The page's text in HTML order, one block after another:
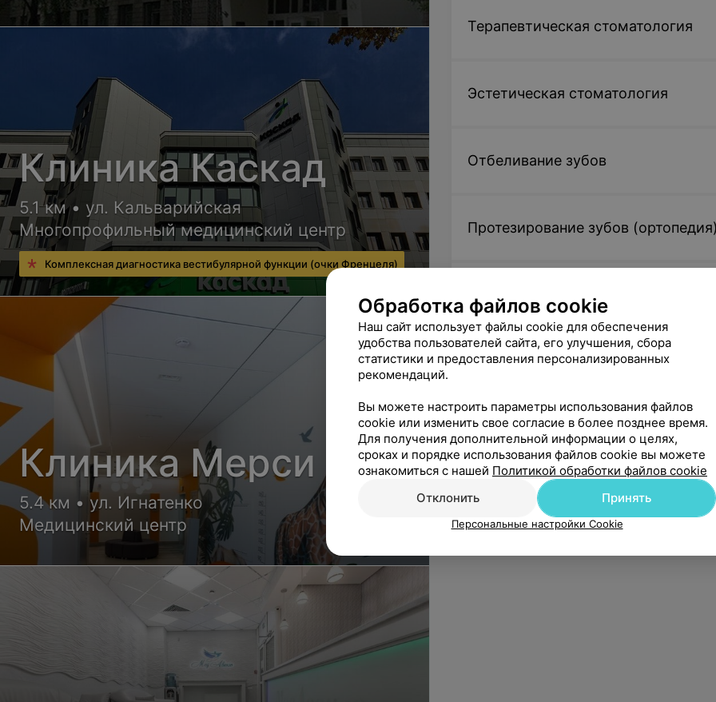
Терапевтическая стоматология
Эстетическая стоматология
Отбеливание зубов
Протезирование зубов
Имплантация зубов
Хирургическая стоматология
Анестезия в стоматологии
Клиника Каскад
5.1 км • ул. Кальварийская
Многопрофильный медицинский центр
Комплексная диагностика вестибулярной функции (очки Френцеля)
Клиника Мерси
5.4 км • ул. Игнатенко
Медицинский центр
Обработка файлов cookie
Наш сайт использует файлы cookie для обеспечения
удобства пользователей сайта, его улучшения, сбора
статистики и предоставления персонализированных
рекомендаций.
Вы можете настроить параметры использования файлов
cookie или изменить свое согласие в более позднее время.
Для получения дополнительной информации о целях,
сроках и порядке использования файлов cookie вы можете
ознакомиться с нашей Политикой обработки файлов cookie
Отклонить
Принять
Персональные настройки Cookie